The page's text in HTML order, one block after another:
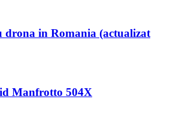
drona in Romania (actualizat
Manfrotto 504X